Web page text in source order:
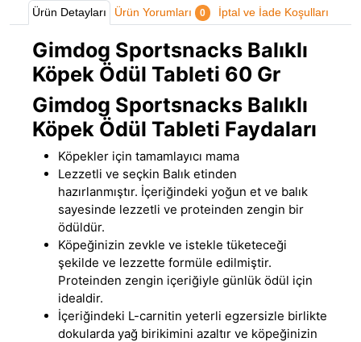
Ürün Detayları Ürün Yorumları 0 İptal ve İade Koşulları
Gimdog Sportsnacks Balıklı
Köpek Ödül Tableti 60 Gr
Gimdog Sportsnacks Balıklı
Köpek Ödül Tableti Faydaları
Köpekler için tamamlayıcı mama
Lezzetli ve seçkin Balık etinden
hazırlanmıştır. İçeriğindeki yoğun et ve balık
sayesinde lezzetli ve proteinden zengin bir
ödüldür.
Köpeğinizin zevkle ve istekle tüketeceği
şekilde ve lezzette formüle edilmiştir.
Proteinden zengin içeriğiyle günlük ödül için
idealdir.
İçeriğindeki L-carnitin yeterli egzersizle birlikte
dokularda yağ birikimini azaltır ve köpeğinizin